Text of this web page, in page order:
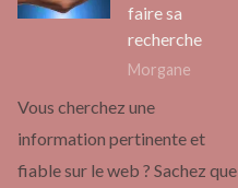
faire sa
recherche
Morgane
Vous cherchez une
information pertinente et
fiable sur le web ? Sachez que